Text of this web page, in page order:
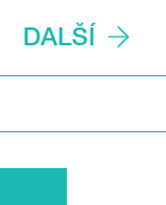
DALŠÍ